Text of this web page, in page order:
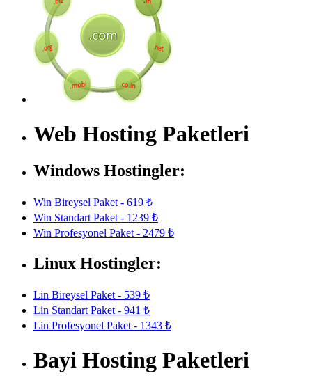
Web Hosting Paketleri
Windows Hostingler:
Win Bireysel Paket - 619 ₺
Win Standart Paket - 1239 ₺
Win Profesyonel Paket - 2479 ₺
Linux Hostingler:
Lin Bireysel Paket - 539 ₺
Lin Standart Paket - 941 ₺
Lin Profesyonel Paket - 1343 ₺
Bayi Hosting Paketleri